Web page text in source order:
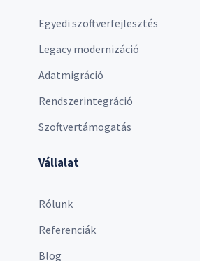
Egyedi szoftverfejlesztés
Legacy modernizáció
Adatmigráció
Rendszerintegráció
Szoftvertámogatás
Vállalat
Rólunk
Referenciák
Blog